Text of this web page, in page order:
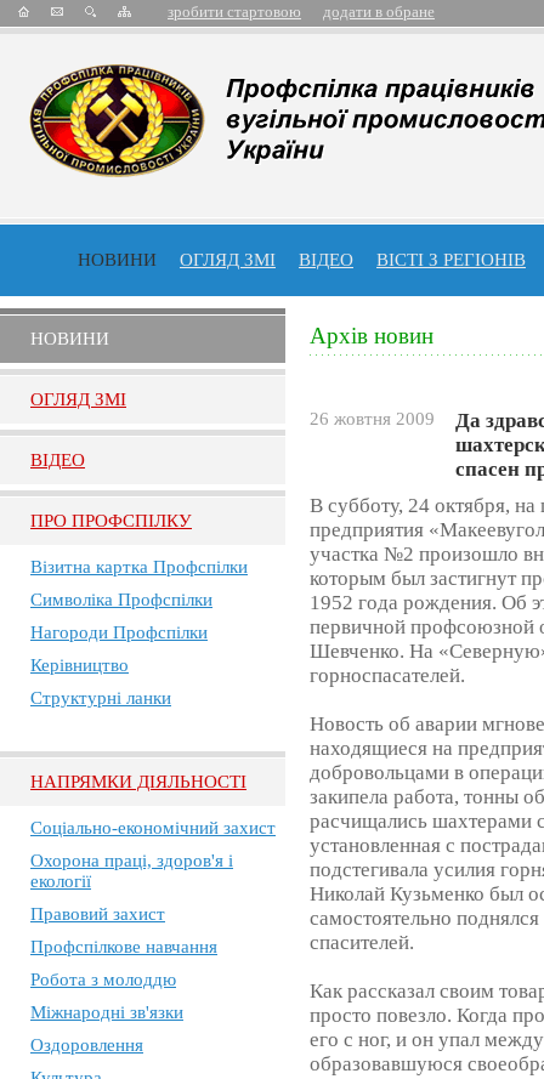
зробити стартовою додати в обране
НОВИНИ ОГЛЯД ЗМІ ВІДЕО ВІСТІ З РЕГІОНІВ
НОВИНИ
ОГЛЯД ЗМI
ВIДЕО
ПРО ПРОФСПIЛКУ
Візитна картка Профспілки
Символіка Профспілки
Нагороди Профспілки
Керівництво
Структурні ланки
НАПРЯМКИ ДІЯЛЬНОСТІ
Соціально-економічний захист
Охорона праці, здоров'я і
екології
Правовий захист
Профспілкове навчання
Робота з молоддю
Міжнародні зв'язки
Оздоровлення
Архів новин
26 жовтня 2009
Да
спасен
В субботу, 24 октября,
предприятия
участка №2 произошло
которым был застигнут
1952 года рождения. Об
первичной профсоюзной
Шевченко. На
горноспасателей.
Новость об аварии
находящиеся на
добровольцами в
закипела работа, тонны
расчищались шахтерами
установленная с
подстегивала усилия
Николай Кузьменко был
самостоятельно
спасителей.
Как рассказал своим
просто повезло. Когда
его с ног, и он упал
образовавшуюся